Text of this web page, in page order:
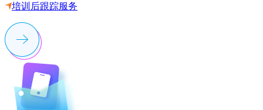
培训后跟踪服务